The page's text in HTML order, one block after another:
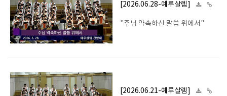
[2026.06.28-예루살렘]
"주님 약속하신 말씀 위에서"
[2026.06.21-예루살렘]